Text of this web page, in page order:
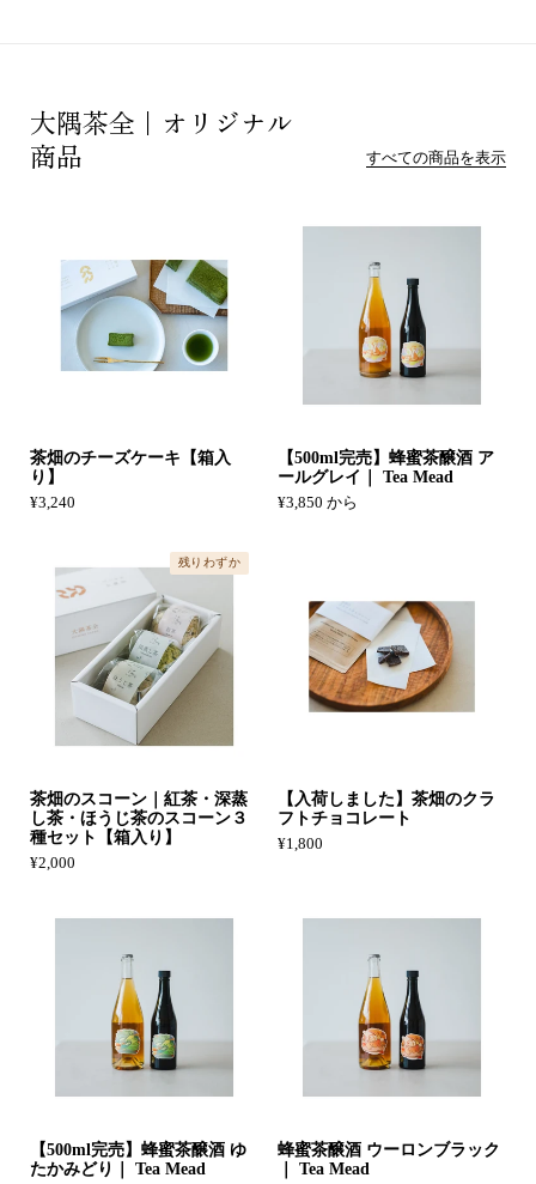
大隅茶全｜オリジナル
商品
すべての商品を表示
茶畑のチーズケーキ【箱入
り】
¥3,240
【500ml完売】蜂蜜茶醸酒 ア
ールグレイ｜ Tea Mead
¥3,850 から
茶畑のスコーン｜紅茶・深蒸
し茶・ほうじ茶のスコーン３
種セット【箱入り】
¥2,000
残りわずか
【入荷しました】茶畑のクラ
フトチョコレート
¥1,800
【500ml完売】蜂蜜茶醸酒 ゆ
たかみどり｜ Tea Mead
蜂蜜茶醸酒 ウーロンブラック
｜ Tea Mead